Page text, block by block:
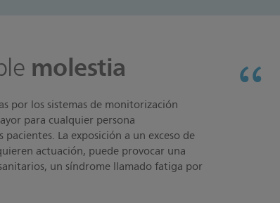
molestia
por los sistemas de monitorización
para cualquier persona
La exposición a un exceso de
actuación, puede provocar una
un síndrome llamado fatiga por